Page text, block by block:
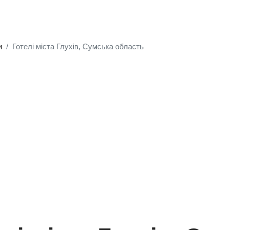
Готелі міста Глухів, Сумська область